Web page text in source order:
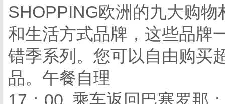
SHOPPING欧洲的九大购
和生活方式品牌，这些品牌
错季系列。您可以自由购买
品。午餐自理
17：00 乘车返回巴塞罗那